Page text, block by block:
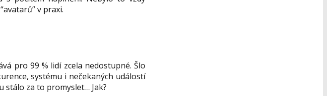
v praxi.
pro 99 % lidí zcela nedostupné. Šlo
systému i nečekaných událostí
stálo za to promyslet… Jak?